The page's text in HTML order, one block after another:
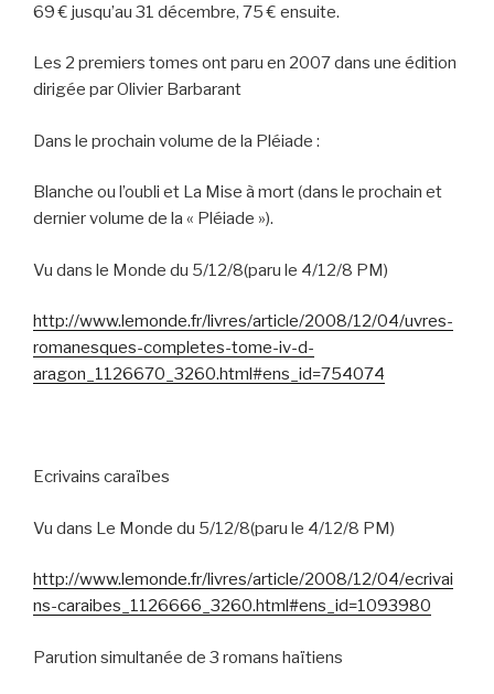
69 € jusqu’au 31 décembre, 75 € ensuite.
Les 2 premiers tomes ont paru en 2007 dans une édition
dirigée par Olivier Barbarant
Dans le prochain volume de la Pléiade :
Blanche ou l’oubli et La Mise à mort(dans le prochain et
dernier volume de la « Pléiade »).
Vu dans le Monde du 5/12/8(paru le 4/12/8 PM)
http://www.lemonde.fr/livres/article/2008/12/04/uvres-
romanesques-completes-tome-iv-d-
aragon_1126670_3260.html#ens_id=754074
Ecrivains caraïbes
Vu dans Le Monde du 5/12/8(paru le 4/12/8 PM)
http://www.lemonde.fr/livres/article/2008/12/04/ecrivai
ns-caraibes_1126666_3260.html#ens_id=1093980
Parution simultanée de 3 romans haïtiens